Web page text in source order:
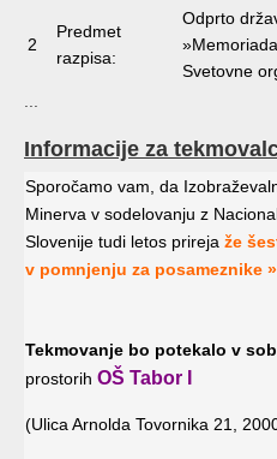
2
Predmet
razpisa:
Odprto
Svetovne
...
Informacije za
Sporočamo vam, da
Minerva v sodelovanju z
Slovenije tudi letos prireja že
v pomnjenju za posameznike
Tekmovanje bo potekalo v
prostorih OŠ Tabor I
(Ulica Arnolda Tovornika 21,